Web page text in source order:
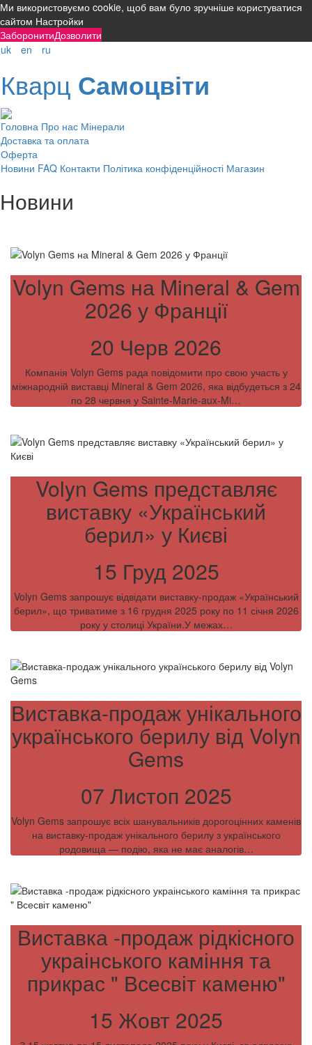
Ми використовуємо cookie, щоб вам було зручніше користуватися
сайтом Настройки
ЗаборонитиДозволити
uk
en ru
Кварц Самоцвіти
Головна Про нас Мінерали
Доставка та оплата
Оферта
Новини FAQ Контакти Політика конфіденційності Магазин
Новини
Volyn Gems на Mineral & Gem
2026 у Франції
20 Черв 2026
Компанія Volyn Gems рада повідомити про свою участь у
міжнародній виставці Mineral & Gem 2026, яка відбудеться з 24
по 28 червня у Sainte-Marie-aux-Mi…
Volyn Gems представляє
виставку «Український
берил» у Києві
15 Груд 2025
Volyn Gems запрошує відвідати виставку-продаж «Український
берил», що триватиме з 16 грудня 2025 року по 11 січня 2026
року у столиці України.У межах…
Виставка-продаж унікального
українського берилу від Volyn
Gems
07 Листоп 2025
Volyn Gems запрошує всіх шанувальників дорогоцінних каменів
на виставку-продаж унікального берилу з українського
родовища — подію, яка не має аналогів…
Виставка -продаж рідкісного
украінського каміння та
прикрас " Всесвіт каменю"
15 Жовт 2025